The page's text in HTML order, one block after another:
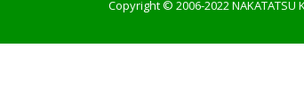
Copyright © 2006-2022 NAKATATSU